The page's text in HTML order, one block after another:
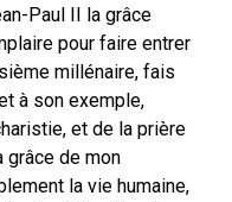
Paul II la grâce
pour faire entrer
millénaire, fais
à son exemple,
et de la prière
grâce de mon
la vie humaine,